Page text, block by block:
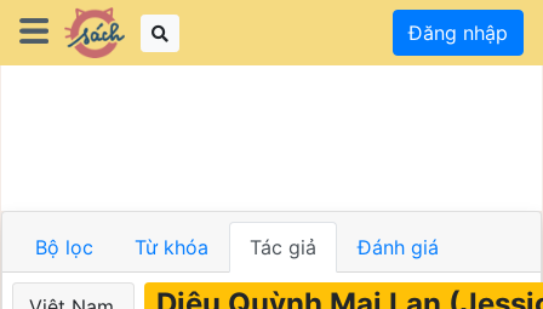
Đăng nhập
Bộ lọc Từ khóa Tác giả Đánh giá